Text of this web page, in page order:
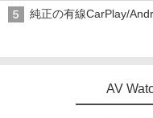
純正の有線CarPlay/
AV